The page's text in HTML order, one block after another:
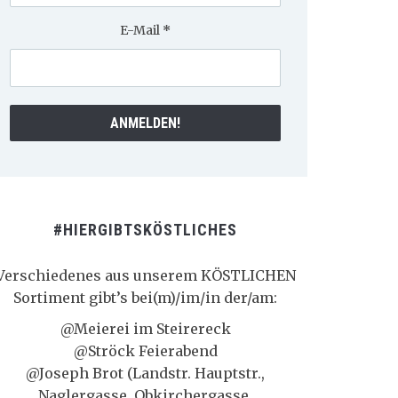
E-Mail *
#HIERGIBTSKÖSTLICHES
aus unserem KÖSTLICHEN
Sortiment gibt’s bei(m)/im/in der/am:
@Meierei im Steirereck
@Ströck Feierabend
@Joseph Brot (Landstr. Hauptstr.,